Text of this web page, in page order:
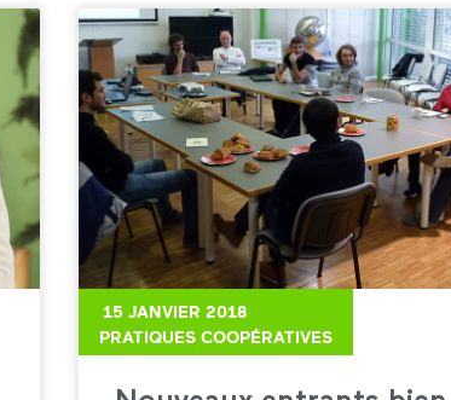
PRATIQUES COOPÉRATIVES
15 JANVIER 2018